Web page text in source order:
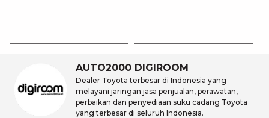
AUTO2000 DIGIROOM
Dealer Toyota terbesar di Indonesia yang
melayani jaringan jasa penjualan, perawatan,
perbaikan dan penyediaan suku cadang Toyota
yang terbesar di seluruh Indonesia.